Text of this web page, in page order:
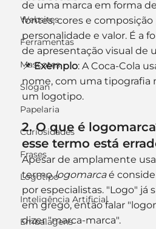
Websites
Ferramentas
Mascotes
Slogan
Papelaria
Curiosidades
Frases
Logotipo
Inteligência Artificial
Embalagens
de uma marca em forma
fontes, cores e
personalidade e valor. É a
de apresentação visual de
📌 Exemplo: A Coca-Cola
nome, com uma tipografia
um logotipo.
2. O que é
esse termo está
Apesar de amplamente
termo logomarca é
por especialistas. "Logo" já
em grego, então falar
dizer "marca-marca".